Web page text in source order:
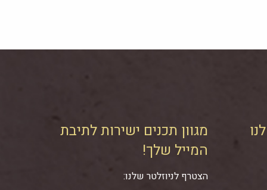
מגוון תכנים ישירות לתיבת
המייל שלך!
הצטרף לניוזלטר שלנו: